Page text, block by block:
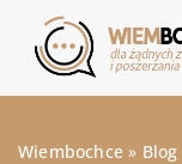
Wiembochce » Blog